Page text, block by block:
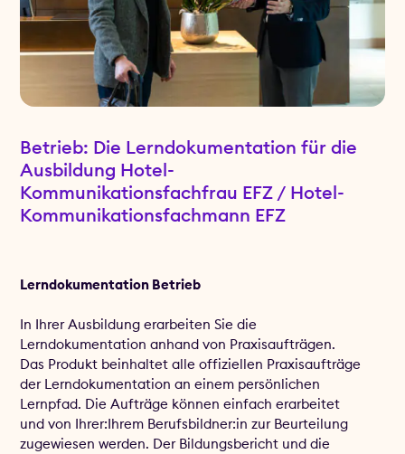
Betrieb: Die Lerndokumentation für die
Ausbildung Hotel-
Kommunikationsfachfrau EFZ / Hotel-
Kommunikationsfachmann EFZ
Lerndokumentation Betrieb
In Ihrer Ausbildung erarbeiten Sie die
Lerndokumentation anhand von Praxisaufträgen.
Das Produkt beinhaltet alle offiziellen Praxisaufträge
der Lerndokumentation an einem persönlichen
Lernpfad. Die Aufträge können einfach erarbeitet
und von Ihrer:Ihrem Berufsbildner:in zur Beurteilung
zugewiesen werden. Der Bildungsbericht und die